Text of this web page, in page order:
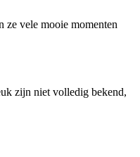
ze vele mooie momenten
zijn niet volledig bekend,